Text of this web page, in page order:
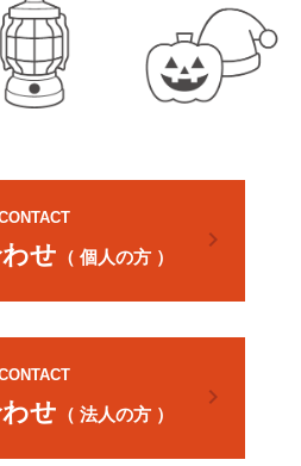
せ （ 個人の方 ）
chevron_right
せ （ 法人の方 ）
chevron_right